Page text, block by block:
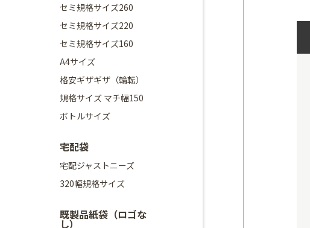
セミ規格サイズ260
セミ規格サイズ220
セミ規格サイズ160
A4サイズ
格安ギザギザ（輪転）
規格サイズ マチ幅150
ボトルサイズ
宅配袋
宅配ジャストニーズ
320幅規格サイズ
既製品紙袋（ロゴな
し）